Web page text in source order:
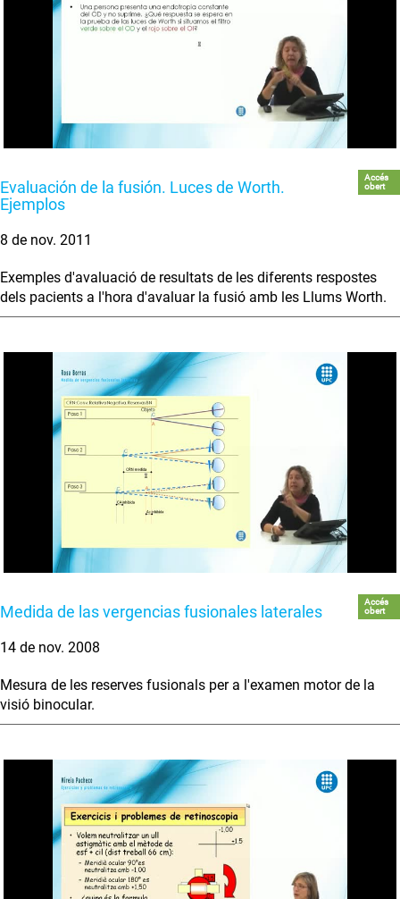
Evaluación de la fusión. Luces de Worth.
Ejemplos
Accés
obert
8 de nov. 2011
Exemples d'avaluació de resultats de les diferents respostes
dels pacients a l'hora d'avaluar la fusió amb les Llums Worth.
Medida de las vergencias fusionales laterales
Accés
obert
14 de nov. 2008
Mesura de les reserves fusionals per a l'examen motor de la
visió binocular.